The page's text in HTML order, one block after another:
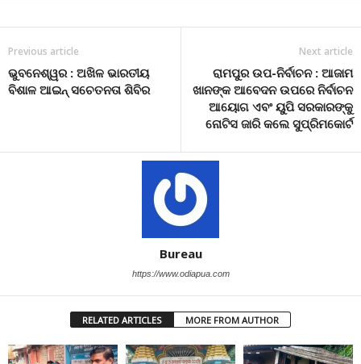
Previous article
ଭୁବନେଶ୍ୱର : ଅଖିଳ ଭାରତୀୟ
ବିଶାଳ ଆଇନ୍ ସଚେତନତା ଶିବିର
Next article
ରାମପୁର ଉପ-ନିର୍ବାଚନ : ଆଜାମ
ଖାନଙ୍କ ଆବେଦନ ଉପରେ ନିର୍ବାଚନ
ଆୟୋଗ ଏବଂ ୟୁପି ସରକାରଙ୍କୁ
ନୋଟିସ ଜାରି କଲେ ସୁପ୍ରିମକୋର୍ଟ
Bureau
https://www.odiapua.com
RELATED ARTICLES MORE FROM AUTHOR